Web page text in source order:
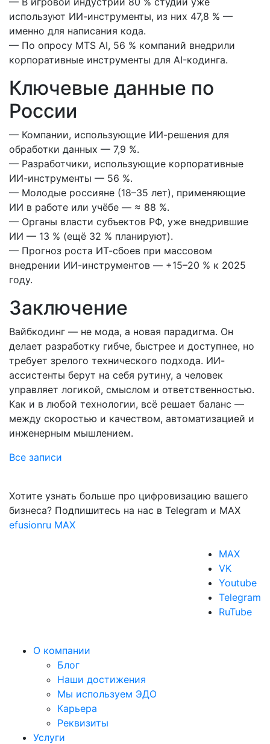
используют ИИ-инструменты, из них 47,8 % —
именно для написания кода.
— По опросу MTS AI, 56 % компаний внедрили
корпоративные инструменты для AI-кодинга.
Ключевые данные по
России
— Компании, использующие ИИ-решения для
обработки данных — 7,9 %.
— Разработчики, использующие корпоративные
ИИ-инструменты — 56 %.
— Молодые россияне (18–35 лет), применяющие
ИИ в работе или учёбе — ≈ 88 %.
— Органы власти субъектов РФ, уже внедрившие
ИИ — 13 % (ещё 32 % планируют).
— Прогноз роста ИТ-сбоев при массовом
внедрении ИИ-инструментов — +15–20 % к 2025
году.
Заключение
Вайбкодинг — не мода, а новая парадигма. Он
делает разработку гибче, быстрее и доступнее, но
требует зрелого технического подхода. ИИ-
ассистенты берут на себя рутину, а человек
управляет логикой, смыслом и ответственностью.
Как и в любой технологии, всё решает баланс —
между скоростью и качеством, автоматизацией и
инженерным мышлением.
Все записи
Хотите узнать больше про цифровизацию вашего
бизнеса? Подпишитесь на нас в Telegram и MAX
efusionru MAX
MAX
VK
Youtube
Telegram
RuTube
О компании
Блог
Наши достижения
Мы используем ЭДО
Карьера
Реквизиты
Услуги